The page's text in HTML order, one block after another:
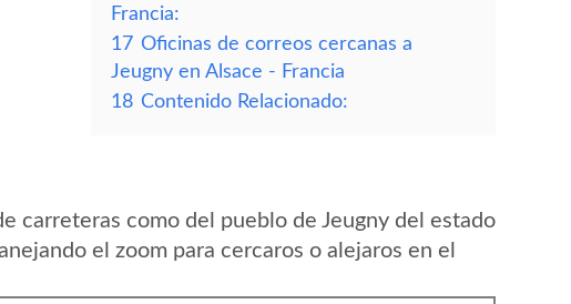
Francia:
17 Oficinas de correos cercanas a
Jeugny en Alsace - Francia
18 Contenido Relacionado:
carreteras como del pueblo de Jeugny del estado
el zoom para cercaros o alejaros en el